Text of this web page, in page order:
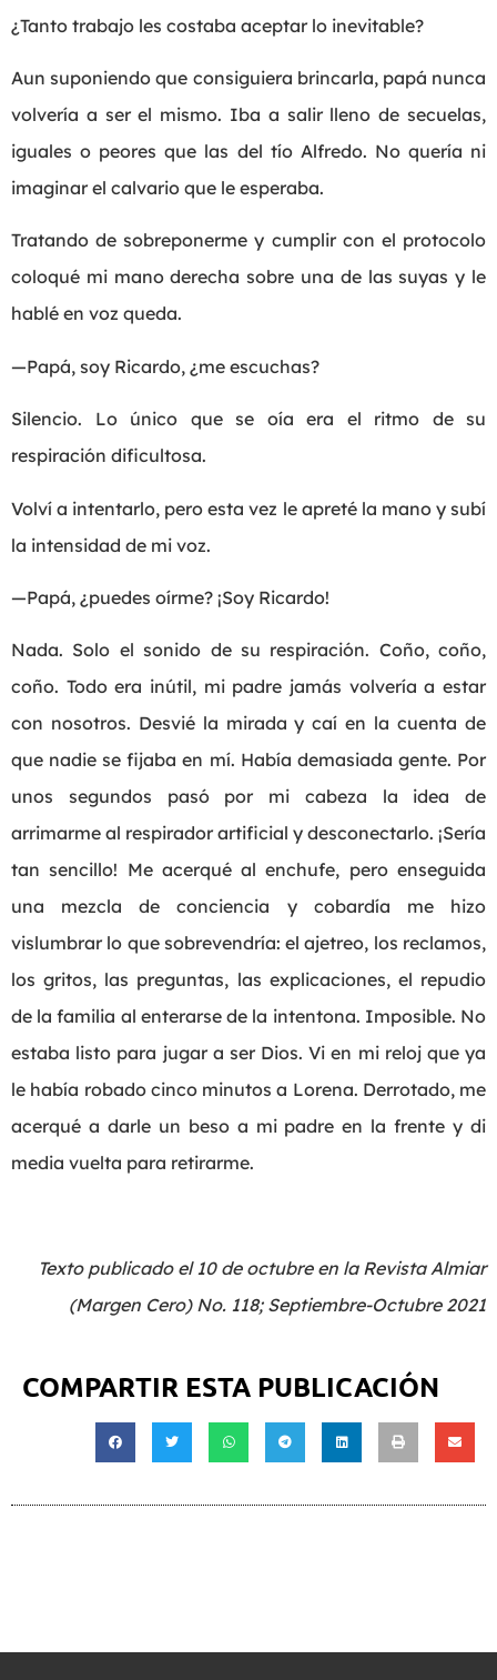
¿Tanto trabajo les costaba aceptar lo inevitable?
Aun suponiendo que consiguiera brincarla, papá nunca
volvería a ser el mismo. Iba a salir lleno de secuelas,
iguales o peores que las del tío Alfredo. No quería ni
imaginar el calvario que le esperaba.
Tratando de sobreponerme y cumplir con el protocolo
coloqué mi mano derecha sobre una de las suyas y le
hablé en voz queda.
—Papá, soy Ricardo, ¿me escuchas?
Silencio. Lo único que se oía era el ritmo de su
respiración dificultosa.
Volví a intentarlo, pero esta vez le apreté la mano y subí
la intensidad de mi voz.
—Papá, ¿puedes oírme? ¡Soy Ricardo!
Nada. Solo el sonido de su respiración. Coño, coño,
coño. Todo era inútil, mi padre jamás volvería a estar
con nosotros. Desvié la mirada y caí en la cuenta de
que nadie se fijaba en mí. Había demasiada gente. Por
unos segundos pasó por mi cabeza la idea de
arrimarme al respirador artificial y desconectarlo. ¡Sería
tan sencillo! Me acerqué al enchufe, pero enseguida
una mezcla de conciencia y cobardía me hizo
vislumbrar lo que sobrevendría: el ajetreo, los reclamos,
los gritos, las preguntas, las explicaciones, el repudio
de la familia al enterarse de la intentona. Imposible. No
estaba listo para jugar a ser Dios. Vi en mi reloj que ya
le había robado cinco minutos a Lorena. Derrotado, me
acerqué a darle un beso a mi padre en la frente y di
media vuelta para retirarme.
Texto publicado el 10 de octubre en la Revista Almiar
(Margen Cero) No. 118; Septiembre-Octubre 2021
COMPARTIR ESTA PUBLICACIÓN